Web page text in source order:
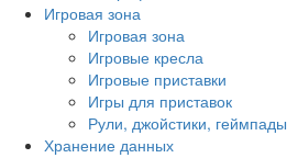
Игровая зона
Игровая зона
Игровые кресла
Игровые приставки
Игры для приставок
Рули, джойстики, геймпады
Хранение данных